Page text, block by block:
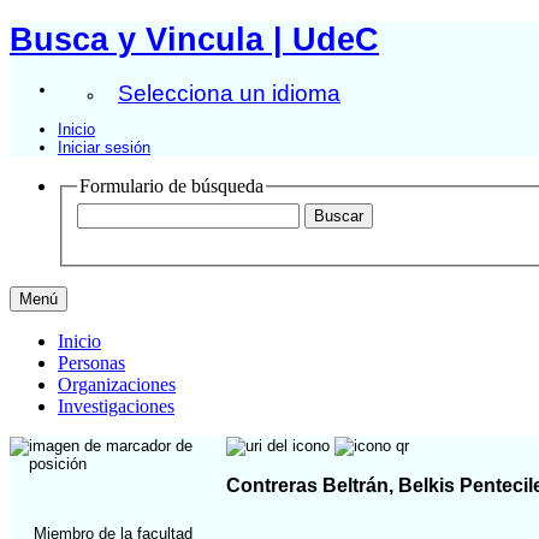
Busca y Vincula | UdeC
Selecciona un idioma
Inicio
Iniciar sesión
Formulario de búsqueda
Menú
Inicio
Personas
Organizaciones
Investigaciones
Contreras Beltrán, Belkis
Miembro de la facultad